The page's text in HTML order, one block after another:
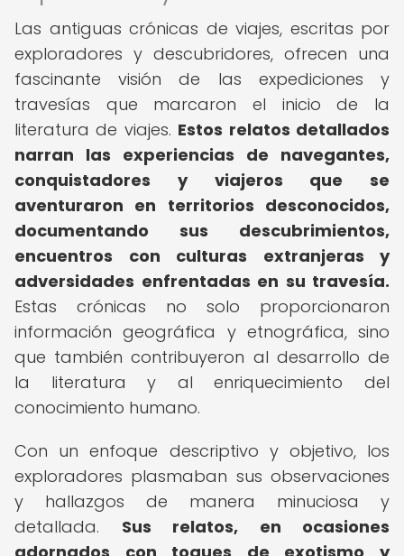
Las antiguas crónicas de viajes, escritas por
exploradores y descubridores, ofrecen una
fascinante visión de las expediciones y
travesías que marcaron el inicio de la
literatura de viajes. Estos relatos detallados
narran las experiencias de navegantes,
conquistadores y viajeros que se
aventuraron en territorios desconocidos,
documentando sus descubrimientos,
encuentros con culturas extranjeras y
adversidades enfrentadas en su travesía.
Estas crónicas no solo proporcionaron
información geográfica y etnográfica, sino
que también contribuyeron al desarrollo de
la literatura y al enriquecimiento del
conocimiento humano.
Con un enfoque descriptivo y objetivo, los
exploradores plasmaban sus observaciones
y hallazgos de manera minuciosa y
detallada. Sus relatos, en ocasiones